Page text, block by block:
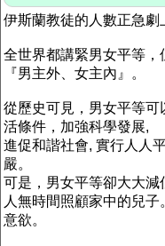
伊斯蘭教徒的人數正急劇
全世界都講緊男女平等
『男主外、女主內』。
從歷史可見，男女平等
活條件，加強科學發展,
進促和諧社會, 實行人人
嚴。
可是，男女平等卻大大
人無時間照顧家中的兒
意欲。